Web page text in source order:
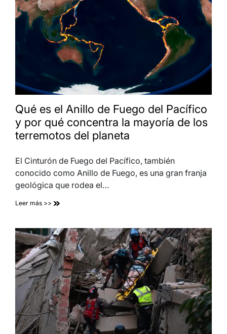
Qué es el Anillo de Fuego del Pacífico
y por qué concentra la mayoría de los
terremotos del planeta
El Cinturón de Fuego del Pacífico, también
conocido como Anillo de Fuego, es una gran franja
geológica que rodea el…
Leer más >>